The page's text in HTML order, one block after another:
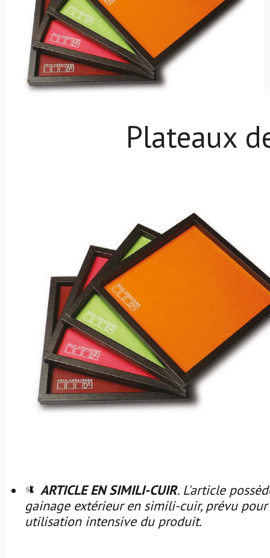
Plateaux
ARTICLE EN SIMILI-CUIR. L'article
gainage extérieur en simili-cuir, prévu pour
utilisation intensive du produit.